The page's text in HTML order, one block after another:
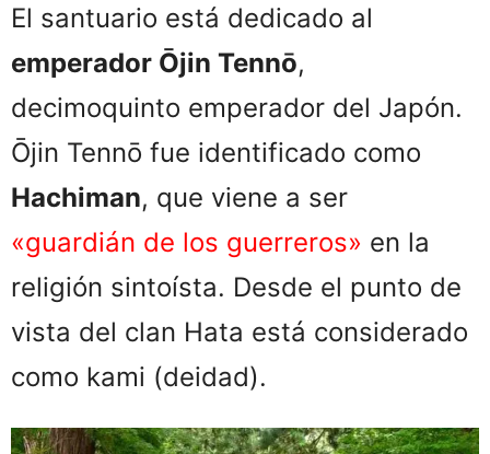
El santuario está dedicado al
emperador Ōjin Tennō,
decimoquinto emperador del Japón.
Ōjin Tennō fue identificado como
Hachiman, que viene a ser
«guardián de los guerreros» en la
religión sintoísta. Desde el punto de
vista del clan Hata está considerado
como kami (deidad).